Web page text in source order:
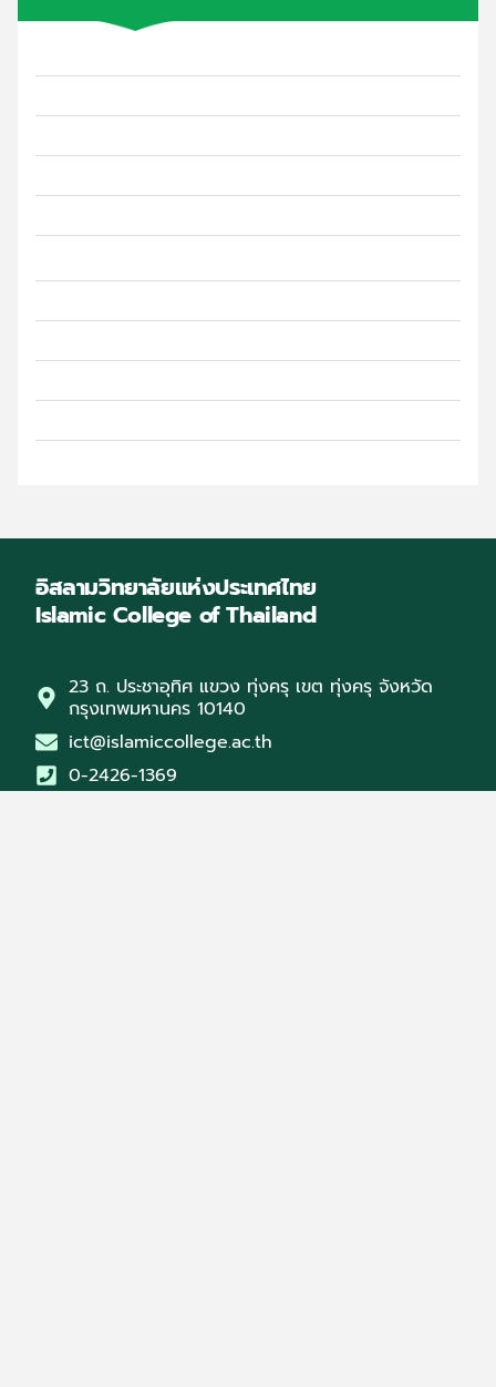
คณิตศาสตร์
วิทยาศาสตร์และเทคโนโลยี
ภาษาต่างประเทศ
สังคมศึกษาศาสนาและวัฒนธรรม
การงานอาชีพ
ศิลปะ
อิสลามศึกษาและภาษาอาหรับ
งานแนะแนว
อิสลามวิทยาลัยแห่งประเทศไทย
Islamic College of Thailand
23 ถ. ประชาอุทิศ แขวง ทุ่งครุ เขต ทุ่งครุ จังหวัด
กรุงเทพมหานคร 10140
ict@islamiccollege.ac.th
0-2426-1369